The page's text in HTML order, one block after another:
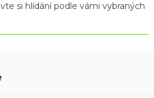
si hlídání podle vámi vybraných